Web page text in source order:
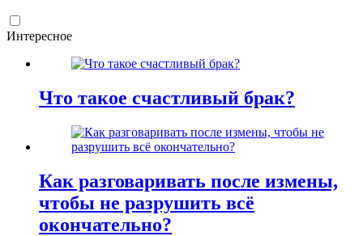
Интересное
Что такое счастливый брак?
Как разговаривать после измены,
чтобы не разрушить всё
окончательно?